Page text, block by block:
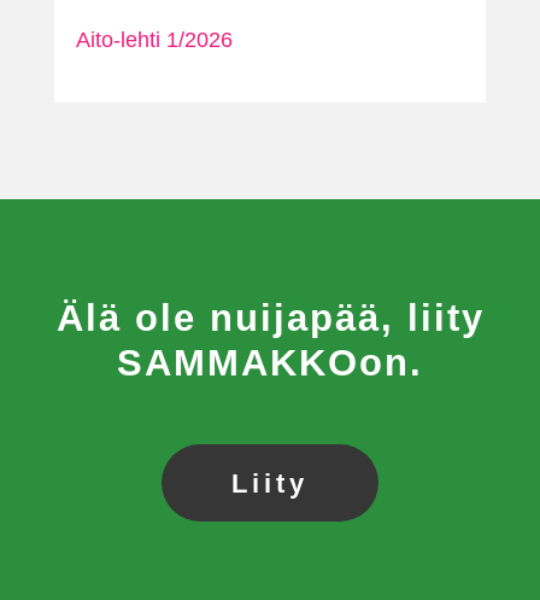
Aito-lehti 1/2026
Älä ole nuijapää, liity
SAMMAKKOon.
Liity